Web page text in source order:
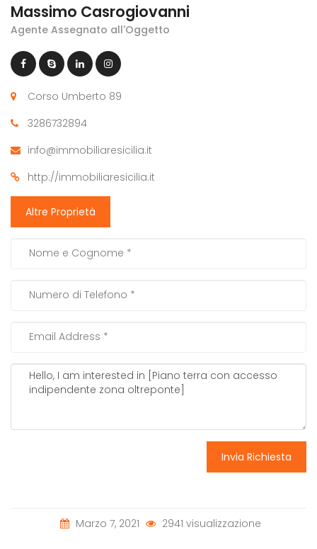
Massimo Casrogiovanni
Agente Assegnato all'Oggetto
Corso Umberto 89
3286732894
info@immobiliaresicilia.it
http://immobiliaresicilia.it
Altre Proprietà
Invia Richiesta
Marzo 7, 2021 2941 visualizzazione